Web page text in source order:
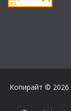
Копирайт © 2026